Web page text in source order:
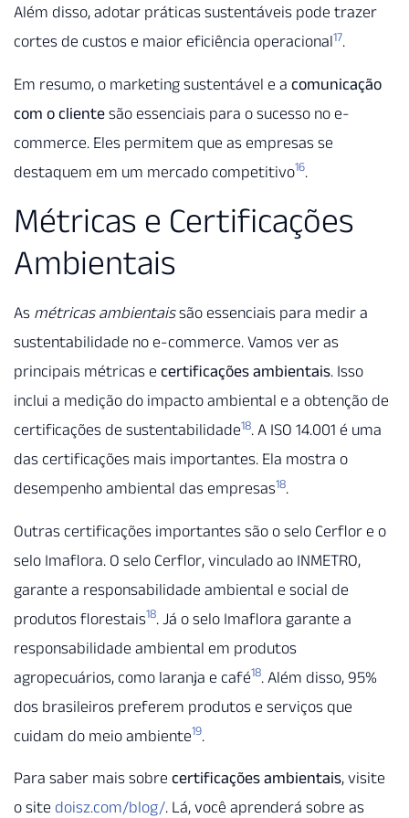
Além disso, adotar práticas sustentáveis pode trazer
cortes de custos e maior eficiência operacional17.
Em resumo, o marketing sustentável e a comunicação
com o cliente são essenciais para o sucesso no e-
commerce. Eles permitem que as empresas se
destaquem em um mercado competitivo16.
Métricas e Certificações
Ambientais
As métricas ambientaissão essenciais para medir a
sustentabilidade no e-commerce. Vamos ver as
principais métricas e certificações ambientais. Isso
inclui a medição do impacto ambiental e a obtenção de
certificações de sustentabilidade18. A ISO 14.001 é uma
das certificações mais importantes. Ela mostra o
desempenho ambiental das empresas18.
Outras certificações importantes são o selo Cerflor e o
selo Imaflora. O selo Cerflor, vinculado ao INMETRO,
garante a responsabilidade ambiental e social de
produtos florestais18. Já o selo Imaflora garante a
responsabilidade ambiental em produtos
agropecuários, como laranja e café18. Além disso, 95%
dos brasileiros preferem produtos e serviços que
cuidam do meio ambiente19.
Para saber mais sobre certificações ambientais, visite
o site doisz.com/blog/. Lá, você aprenderá sobre as